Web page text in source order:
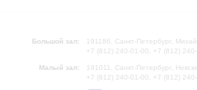
Большой зал:
191186, Санкт-Петербург,
+7 (812) 240-01-00, +7 (812)
Малый зал:
191011, Санкт-Петербург,
+7 (812) 240-01-00, +7 (812)